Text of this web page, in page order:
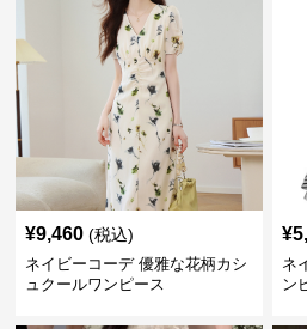
¥9,460 (税込)
ネイビーコーデ 優雅な花柄カシ
ュクールワンピース
¥
ネ
ン